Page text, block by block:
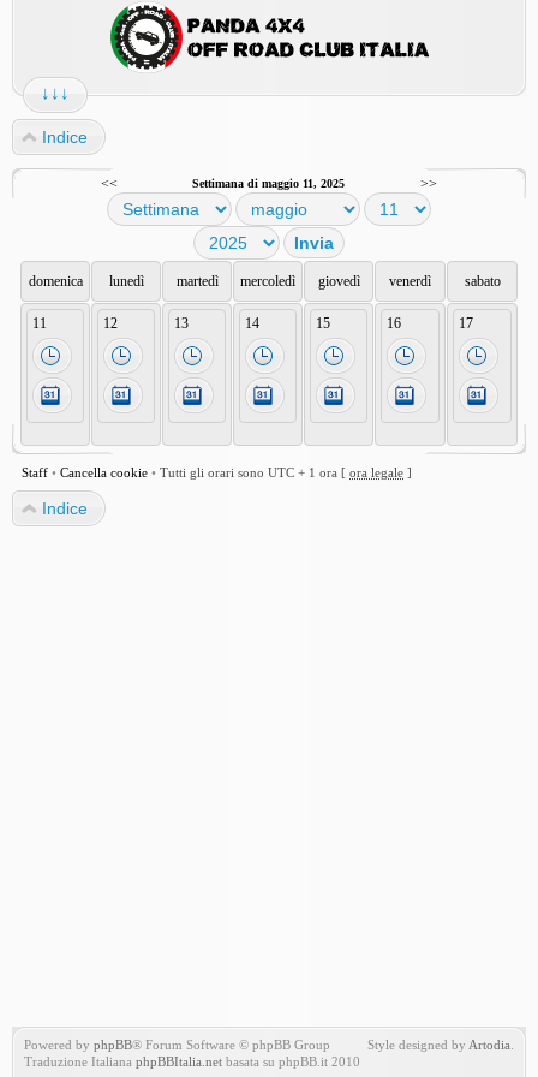
↓↓↓
Indice
<< Settimana di maggio 11, 2025 >>
domenica lunedì martedì mercoledì giovedì venerdì sabato
11 12 13 14 15 16 17
Staff • Cancella cookie • Tutti gli orari sono UTC + 1 ora [ ora legale ]
Indice
Powered by phpBB® Forum Software © phpBB Group
Traduzione Italiana phpBBItalia.net basata su phpBB.it 2010
Style designed by Artodia